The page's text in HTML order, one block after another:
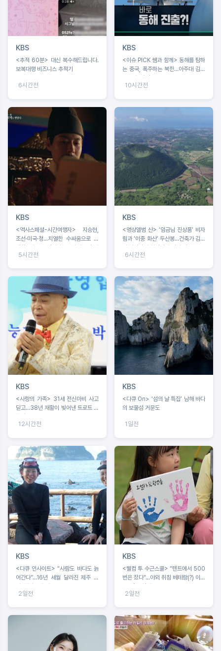
KBS
<추적 60분> 대신 복수해드립니다.
보복대행 비즈니스 추적기
6시간전
KBS
<이슈 PICK 쌤과 함께> 동해를 탐하
는 중국, 폭주하는 북한...아주대 김흥
10시간전
KBS
<역사스페셜-시간여행자> 지승현,
조선·미국·청...치열한 수싸움으로 탄
생한 ‘쇄국’ 조선의 첫 근대 외교전 시
기 조명
5시간전
KBS
<영상앨범 산> ‘임금님 진상품’ 비자
림과 ‘이중 화산’ 두산봉...건축가 김호
민·사진작가 최경진이 만난 제주
6시간전
KBS
<사랑의 가족> 31세 전신마비 사고
딛고...38년 재활이 빚어낸 트로트 가
12시간전
KBS
<다큐 On> ‘섬의 날 특집’ 남해 바다
의 보물섬 거문도
1일전
KBS
<다큐 인사이트> “사람도 바다도 늙
어간다”...16년 세월 달라진 제주 바
다, 해녀들의 기록
2일전
KBS
<웰컴 투 수근스쿨> “텐트에서 500
번은 잤다”...야외 취침 베테랑(?) 이수
근, 텐트 설치 중 굴욕?!
2일전